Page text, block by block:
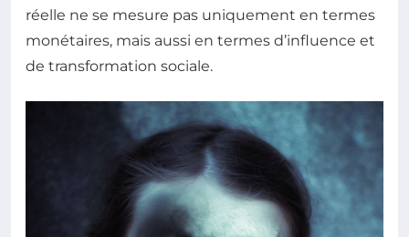
réelle ne se mesure pas uniquement en termes
monétaires, mais aussi en termes d’influence et
de transformation sociale.